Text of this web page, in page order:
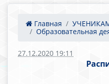
Главная
Образовательная
27.12.2020 19:11